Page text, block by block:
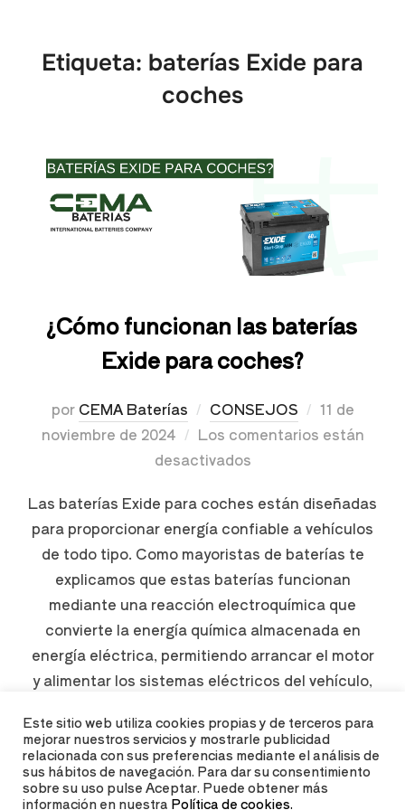
Etiqueta: baterías Exide para
coches
¿Cómo funcionan las baterías
Exide para coches?
por CEMA Baterías CONSEJOS
11 de
noviembre de 2024
Los comentarios están
desactivados
Las baterías Exide para coches están diseñadas
para proporcionar energía confiable a vehículos
de todo tipo. Como mayoristas de baterías te
explicamos que estas baterías funcionan
mediante una reacción electroquímica que
convierte la energía química almacenada en
energía eléctrica, permitiendo arrancar el motor
y alimentar los sistemas eléctricos del vehículo,
LEER MÁS
Este sitio web utiliza cookies propias y de terceros para
mejorar nuestros servicios y mostrarle publicidad
relacionada con sus preferencias mediante el análisis de
sus hábitos de navegación. Para dar su consentimiento
sobre su uso pulse Aceptar. Puede obtener más
información en nuestra Política de cookies.